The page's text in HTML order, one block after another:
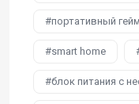
портативный
smart home
блок питания с